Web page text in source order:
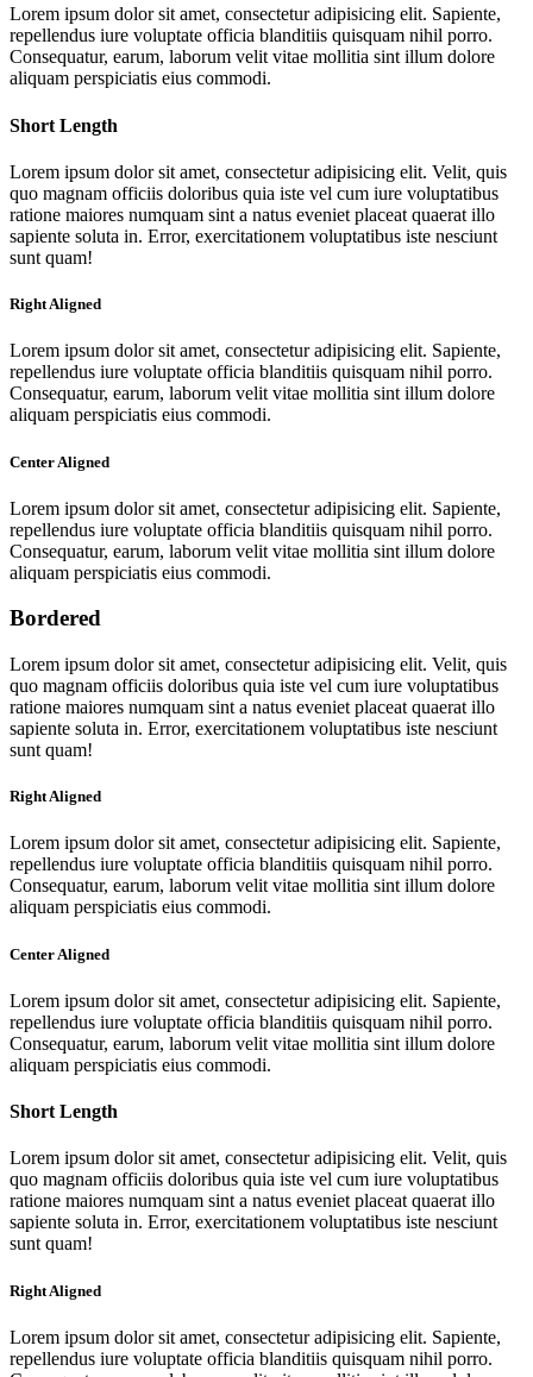
Lorem ipsum dolor sit amet, consectetur adipisicing elit. Sapiente,
repellendus iure voluptate officia blanditiis quisquam nihil porro.
Consequatur, earum, laborum velit vitae mollitia sint illum dolore
aliquam perspiciatis eius commodi.
Short Length
Lorem ipsum dolor sit amet, consectetur adipisicing elit. Velit, quis
quo magnam officiis doloribus quia iste vel cum iure voluptatibus
ratione maiores numquam sint a natus eveniet placeat quaerat illo
sapiente soluta in. Error, exercitationem voluptatibus iste nesciunt
sunt quam!
Right Aligned
Lorem ipsum dolor sit amet, consectetur adipisicing elit. Sapiente,
repellendus iure voluptate officia blanditiis quisquam nihil porro.
Consequatur, earum, laborum velit vitae mollitia sint illum dolore
aliquam perspiciatis eius commodi.
Center Aligned
Lorem ipsum dolor sit amet, consectetur adipisicing elit. Sapiente,
repellendus iure voluptate officia blanditiis quisquam nihil porro.
Consequatur, earum, laborum velit vitae mollitia sint illum dolore
aliquam perspiciatis eius commodi.
Bordered
Lorem ipsum dolor sit amet, consectetur adipisicing elit. Velit, quis
quo magnam officiis doloribus quia iste vel cum iure voluptatibus
ratione maiores numquam sint a natus eveniet placeat quaerat illo
sapiente soluta in. Error, exercitationem voluptatibus iste nesciunt
sunt quam!
Right Aligned
Lorem ipsum dolor sit amet, consectetur adipisicing elit. Sapiente,
repellendus iure voluptate officia blanditiis quisquam nihil porro.
Consequatur, earum, laborum velit vitae mollitia sint illum dolore
aliquam perspiciatis eius commodi.
Center Aligned
Lorem ipsum dolor sit amet, consectetur adipisicing elit. Sapiente,
repellendus iure voluptate officia blanditiis quisquam nihil porro.
Consequatur, earum, laborum velit vitae mollitia sint illum dolore
aliquam perspiciatis eius commodi.
Short Length
Lorem ipsum dolor sit amet, consectetur adipisicing elit. Velit, quis
quo magnam officiis doloribus quia iste vel cum iure voluptatibus
ratione maiores numquam sint a natus eveniet placeat quaerat illo
sapiente soluta in. Error, exercitationem voluptatibus iste nesciunt
sunt quam!
Right Aligned
Lorem ipsum dolor sit amet, consectetur adipisicing elit. Sapiente,
repellendus iure voluptate officia blanditiis quisquam nihil porro.